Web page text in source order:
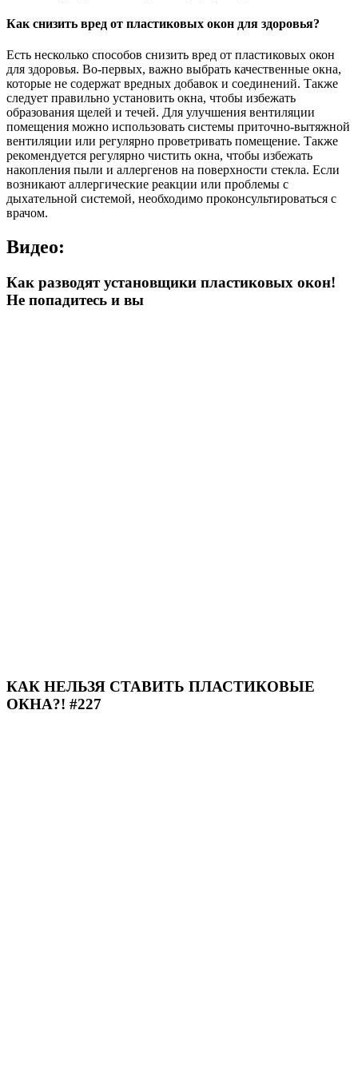
Как снизить вред от пластиковых окон для здоровья?
Есть несколько способов снизить вред от пластиковых окон
для здоровья. Во-первых, важно выбрать качественные окна,
которые не содержат вредных добавок и соединений. Также
следует правильно установить окна, чтобы избежать
образования щелей и течей. Для улучшения вентиляции
помещения можно использовать системы приточно-вытяжной
вентиляции или регулярно проветривать помещение. Также
рекомендуется регулярно чистить окна, чтобы избежать
накопления пыли и аллергенов на поверхности стекла. Если
возникают аллергические реакции или проблемы с
дыхательной системой, необходимо проконсультироваться с
врачом.
Видео:
Как разводят установщики пластиковых окон!
Не попадитесь и вы
КАК НЕЛЬЗЯ СТАВИТЬ ПЛАСТИКОВЫЕ
ОКНА?! #227